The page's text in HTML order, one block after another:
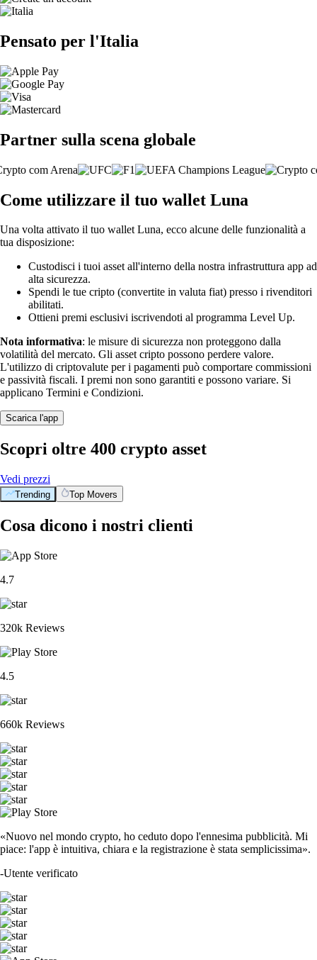
Pensato per l'Italia
Partner sulla scena globale
Come utilizzare il tuo wallet Luna
Una volta attivato il tuo wallet Luna, ecco alcune delle funzionalità a
tua disposizione:
Custodisci i tuoi asset all'interno della nostra infrastruttura app ad
alta sicurezza.
Spendi le tue cripto (convertite in valuta fiat) presso i rivenditori
abilitati.
Ottieni premi esclusivi iscrivendoti al programma Level Up.
Nota informativa: le misure di sicurezza non proteggono dalla
volatilità del mercato. Gli asset cripto possono perdere valore.
L'utilizzo di criptovalute per i pagamenti può comportare commissioni
e passività fiscali. I premi non sono garantiti e possono variare. Si
applicano Termini e Condizioni.
Scarica l'app
Scopri oltre 400 crypto asset
Vedi prezzi
Trending Top Movers
Cosa dicono i nostri clienti
4.7
320k Reviews
4.5
660k Reviews
«Nuovo nel mondo crypto, ho ceduto dopo l'ennesima pubblicità. Mi
piace: l'app è intuitiva, chiara e la registrazione è stata semplicissima».
-Utente verificato